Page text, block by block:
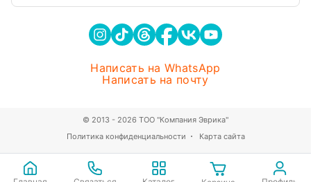
Написать на WhatsApp
Написать на почту
Политика конфиденциальности Карта сайта
© 2013 - 2026 ТОО "Компания Эврика"